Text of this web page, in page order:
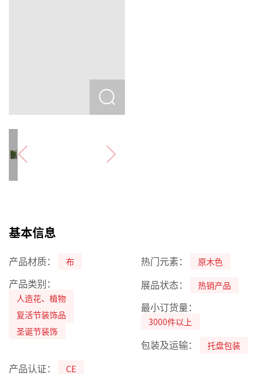
基本信息
产品材质： 布 热门元素： 原木色
产品类别：
人造花、植物
复活节装饰品
圣诞节装饰
展品状态： 热销产品
最小订货量：
3000件以上
包装及运输： 托盘包装
产品认证： CE